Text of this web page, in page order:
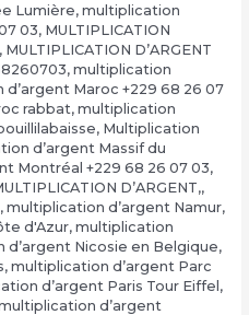
Lumière, multiplication
03, MULTIPLICATION
, MULTIPLICATION D’ARGENT
, multiplication
Maroc +229 68 26 07
rabbat, multiplication
, Multiplication
d’argent Massif du
Montréal +229 68 26 07 03,
D’ARGENT,,
, multiplication d’argent Namur,
d'Azur, multiplication
d’argent Nicosie en Belgique,
, multiplication d’argent Parc
d’argent Paris Tour Eiffel,
d’argent